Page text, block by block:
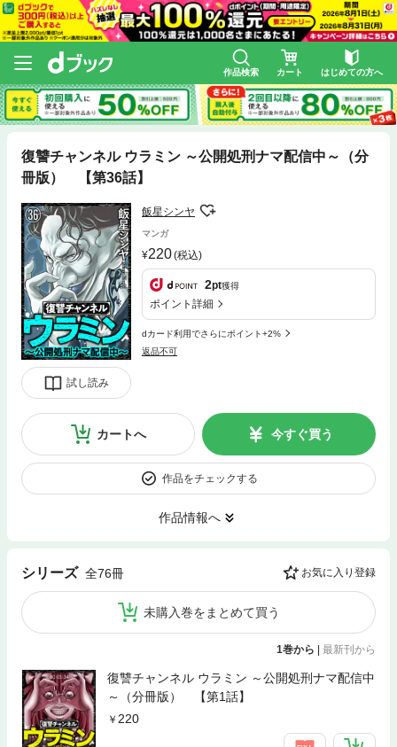
作品検索 カート はじめての方へ
復讐チャンネル ウラミン ～公開処刑ナマ配信中～（分
冊版） 【第36話】
試し読み
飯星シンヤ
マンガ
220(税込)
2pt獲得
ポイント詳細
dカード利用でさらにポイント+2%
返品不可
カートへ 今すぐ買う
作品をチェックする
作品情報へ
シリーズ 全76冊 お気に入り登録
未購入巻をまとめて買う
1巻から | 最新刊から
復讐チャンネル ウラミン ～公開処刑ナマ配信中
～（分冊版） 【第1話】
220